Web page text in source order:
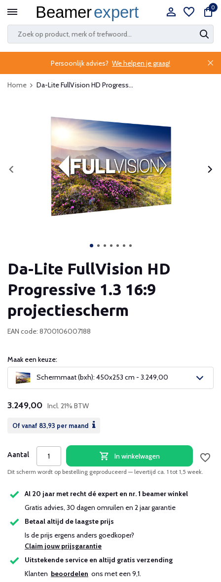
0
Persoonlijk advies? We helpen je graag!
Home Da-Lite FullVision HD Progress...
Da-Lite FullVision HD
Progressive 1.3 16:9
projectiescherm
EAN code: 8700106007188
Maak een keuze:
Schermmaat (bxh): 450x253 cm - 3.249,00
3.249,00 Incl. 21% BTW
Of vanaf 83,93 per maand
Aantal In winkelwagen
Dit scherm wordt op bestelling geproduceerd — levertijd ca. 1 tot 1,5 week.
Al 20 jaar met recht dé expert en nr. 1 beamer winkel
Gratis advies, 30 dagen omruilen en 2 jaar garantie
Betaal altijd de laagste prijs
Is de prijs ergens anders goedkoper?
Claim jouw prijsgarantie
Uitstekende service en altijd gratis verzending
Klanten beoordelen ons met een 9,1.